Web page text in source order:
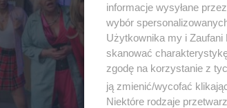
informacje wysyłane
wybór
Użytkownika my i
skanować
zgodę na korzystanie z
ją zmienić/wycofać
Niektóre rodzaje